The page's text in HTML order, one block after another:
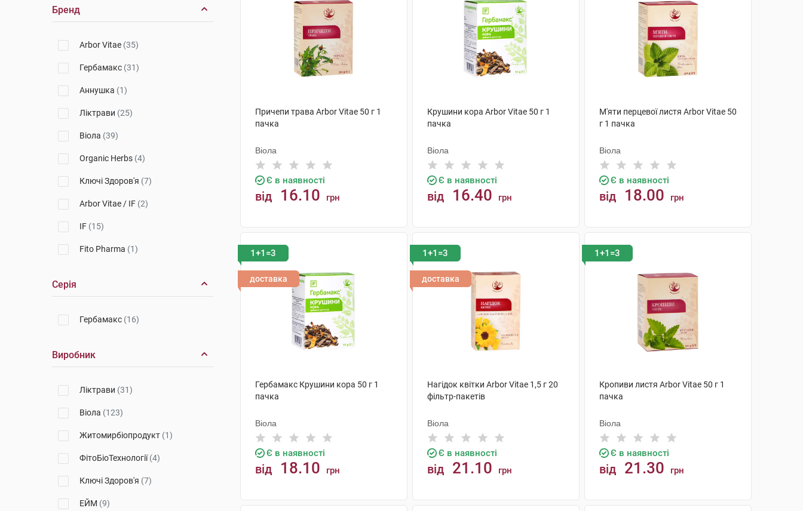
Бренд
Arbor Vitae (35)
Гербамакс (31)
Аннушка (1)
Ліктрави (25)
Віола (39)
Organic Herbs (4)
Ключі Здоров'я (7)
Arbor Vitae / IF (2)
IF (15)
Fito Pharma (1)
Серія
Гербамакс (16)
Виробник
Ліктрави (31)
Віола (123)
Житомирбіопродукт (1)
ФітоБіоТехнології(4)
Ключі Здоров'я (7)
ЕЙМ (9)
Причепи трава Arbor Vitae 50 г 1
пачка
Віола
Є в наявності
від 16.10 грн
Крушини кора Arbor Vitae 50 г 1
пачка
Віола
Є в наявності
від 16.40 грн
М'яти перцевої листя Arbor Vitae 50
г 1 пачка
Віола
Є в наявності
від 18.00 грн
1+1=3
доставка
Гербамакс Крушини кора 50 г 1
пачка
Віола
Є в наявності
від 18.10 грн
1+1=3
доставка
Нагідок квітки Arbor Vitae 1,5 г 20
фільтр-пакетів
Віола
Є в наявності
від 21.10 грн
1+1=3
Кропиви листя Arbor Vitae 50 г 1
пачка
Віола
Є в наявності
від 21.30 грн